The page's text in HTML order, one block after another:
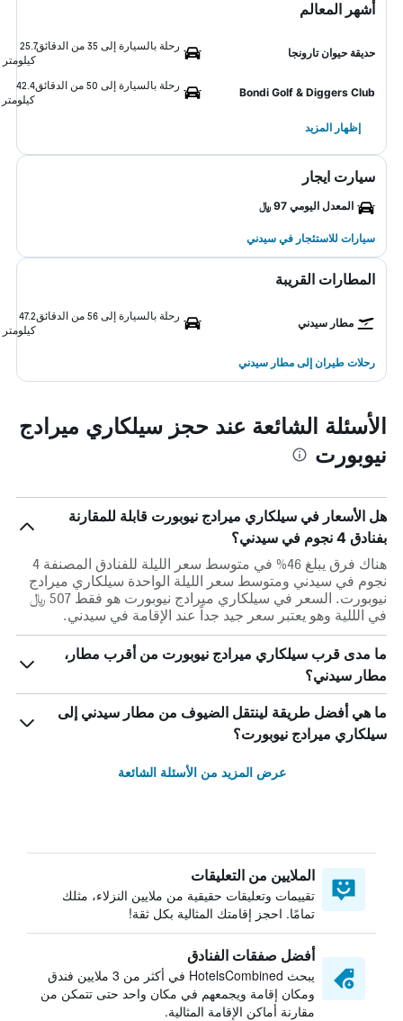
أشهر المعالم
حديقة حيوان تارونجا
رحلة بالسيارة إلى 35 من الدقائق
25.7
كيلومتر
Bondi Golf & Diggers Club
رحلة بالسيارة إلى 50 من الدقائق
42.4
كيلومتر
إظهار المزيد
سيارت ايجار
المعدل اليومي 97 ﷼
سيارات للاستئجار في سيدني
المطارات القريبة
مطار سيدني
رحلة بالسيارة إلى 56 من الدقائق
47.2
كيلومتر
رحلات طيران إلى مطار سيدني
الأسئلة الشائعة عند حجز سيلكاري ميرادج
نيوبورت
هل الأسعار في سيلكاري ميرادج نيوبورت قابلة للمقارنة
بفنادق 4 نجوم في سيدني؟
هناك فرق يبلغ 46% في متوسط ​​سعر الليلة للفنادق المصنفة 4
نجوم في سيدني ومتوسط ​​سعر الليلة الواحدة سيلكاري ميرادج
نيوبورت. السعر في سيلكاري ميرادج نيوبورت هو فقط 507 ﷼
في الللية وهو يعتبر سعر جيد جداً عند الإقامة في سيدني.
ما مدى قرب سيلكاري ميرادج نيوبورت من أقرب مطار،
مطار سيدني؟
ما هي أفضل طريقة لينتقل الضيوف من مطار سيدني إلى
سيلكاري ميرادج نيوبورت؟
عرض المزيد من الأسئلة الشائعة
الملايين من التعليقات
تقييمات وتعليقات حقيقية من ملايين النزلاء، مثلك
تمامًا. احجز إقامتك المثالية بكل ثقة!
أفضل صفقات الفنادق
يبحث HotelsCombined في أكثر من 3 ملايين فندق
ومكان إقامة ويجمعهم في مكان واحد حتى تتمكن من
مقارنة أماكن الإقامة المثالية.